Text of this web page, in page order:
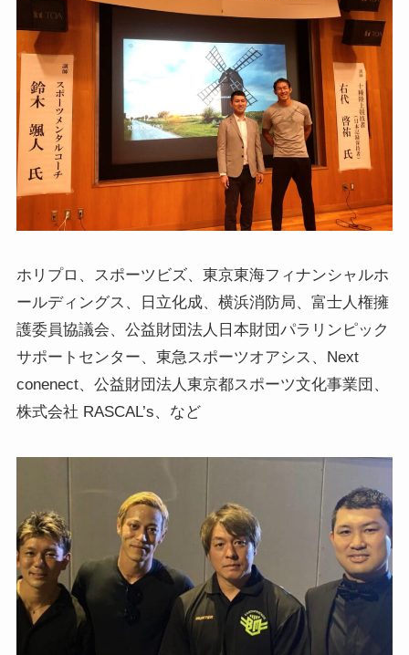
ホリプロ、スポーツビズ、東京東海フィナンシャルホ
ールディングス、日立化成、横浜消防局、富士人権擁
護委員協議会、公益財団法人日本財団パラリンピック
サポートセンター、東急スポーツオアシス、Next
conenect、公益財団法人東京都スポーツ文化事業団、
株式会社 RASCAL’s、など